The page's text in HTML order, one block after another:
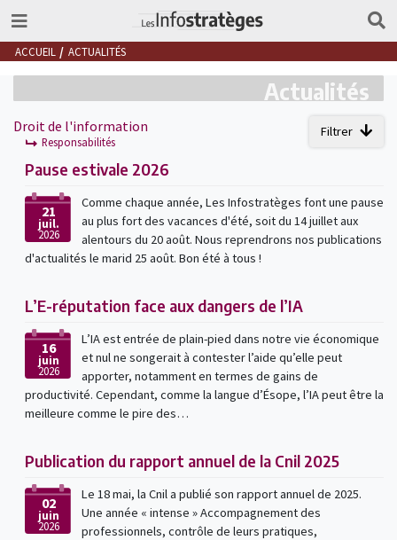
ACCUEIL ACTUALITÉS
Actualités
Droit de l'information
Responsabilités
Filtrer
Pause estivale 2026
21
juil.
2026
Comme chaque année, Les Infostratèges font une pause
au plus fort des vacances d'été, soit du 14 juillet aux
alentours du 20 août. Nous reprendrons nos publications
d'actualités le marid 25 août. Bon été à tous !
L’E-réputation face aux dangers de l’IA
16
juin
2026
L’IA est entrée de plain-pied dans notre vie économique
et nul ne songerait à contester l’aide qu’elle peut
apporter, notamment en termes de gains de
productivité. Cependant, comme la langue d’Ésope, l’IA peut être la
meilleure comme le pire des…
Publication du rapport annuel de la Cnil 2025
02
juin
2026
Le 18 mai, la Cnil a publié son rapport annuel de 2025.
Une année « intense » Accompagnement des
professionnels, contrôle de leurs pratiques,